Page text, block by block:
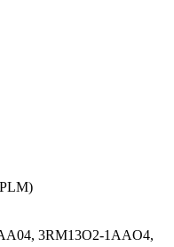
3RM13O2-1AAO4,